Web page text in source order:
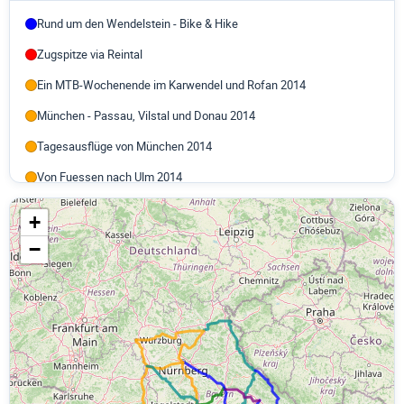
Vom Bodensee zum Gardasee, eine Alpenquerung 2010
Großglockner und Kaiser-Franz-Josef-Höhe 2010
Von München nach Paris 2010
In den Süden Englands und zurück über Benelux 2008
Von München nach Berlin (und zurück) 2008
3 Tagesausflüge mit dem Rad von München
Schweden - Norwegen 2006
Kleine Alpentour 2005
Ostern in einer Woche nach Neapel 2005
Rund um den Wendelstein - Bike & Hike
Zugspitze via Reintal
Ein MTB-Wochenende im Karwendel und Rofan 2014
München - Passau, Vilstal und Donau 2014
Tagesausflüge von München 2014
Von Fuessen nach Ulm 2014
Von Rosenheim nach Salzburg 2014
Von Uffing nach Kolbermoor 2014
Von Passau nach Salzburg 2013
Stadtrundfahrt München
Entlang der Donau von Ulm nach Regensburg 2012
Karwendeltour 2012
Lechtal 2012
+
−